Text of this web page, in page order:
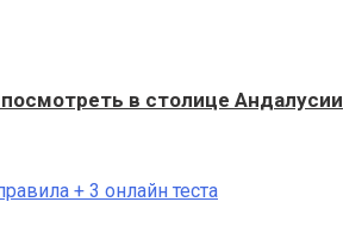
в столице Андалусии